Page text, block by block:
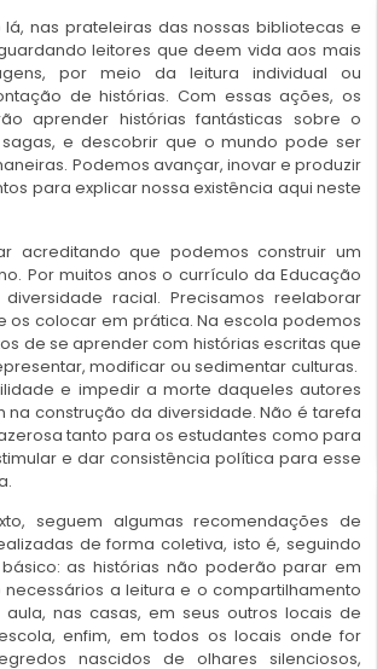
lá, nas prateleiras das nossas bibliotecas e
leitores que deem vida aos mais
por meio da leitura individual ou
de histórias. Com essas ações, os
aprender histórias fantásticas sobre o
e descobrir que o mundo pode ser
Podemos avançar, inovar e produzir
para explicar nossa existência aqui neste
acreditando que podemos construir um
Por muitos anos o currículo da Educação
racial. Precisamos reelaborar
os colocar em prática. Na escola podemos
de se aprender com histórias escritas que
modificar ou sedimentar culturas.
e impedir a morte daqueles autores
na construção da diversidade. Não é tarefa
tanto para os estudantes como para
e dar consistência política para esse
seguem algumas recomendações de
de forma coletiva, isto é, seguindo
as histórias não poderão parar em
a leitura e o compartilhamento
nas casas, em seus outros locais de
enfim, em todos os locais onde for
nascidos de olhares silenciosos,